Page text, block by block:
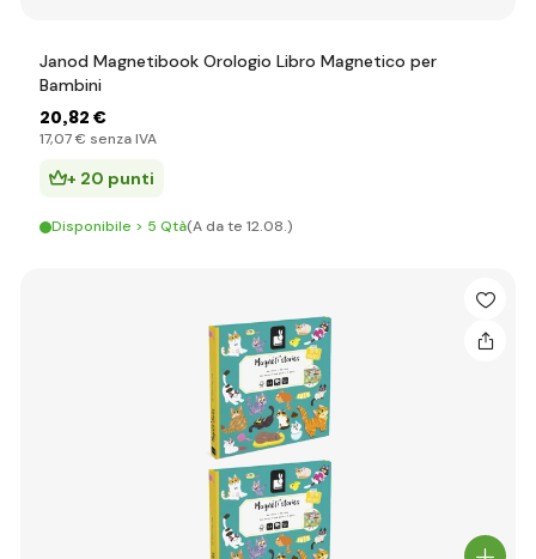
Janod Magnetibook Orologio Libro Magnetico per
Bambini
20,82 €
17,07 € senza IVA
+ 20 punti
Disponibile > 5 Qtà(A da te 12.08.)